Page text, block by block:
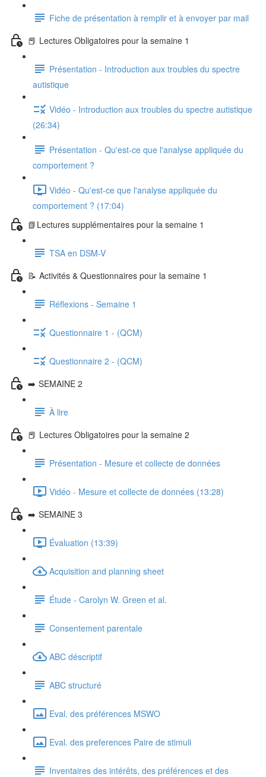
Fiche de présentation à remplir et à envoyer par mail
📕 Lectures Obligatoires pour la semaine 1
Présentation - Introduction aux troubles du spectre
autistique
Vidéo - Introduction aux troubles du spectre autistique
(26:34)
Présentation - Qu'est-ce que l'analyse appliquée du
comportement ?
Vidéo - Qu'est-ce que l'analyse appliquée du
comportement ? (17:04)
📗 Lectures supplémentaires pour la semaine 1
TSA en DSM-V
📝 Activités & Questionnaires pour la semaine 1
Réflexions - Semaine 1
Questionnaire 1 - (QCM)
Questionnaire 2 - (QCM)
➡️ SEMAINE 2
À lire
📕 Lectures Obligatoires pour la semaine 2
Présentation - Mesure et collecte de données
Vidéo - Mesure et collecte de données (13:28)
➡️ SEMAINE 3
Évaluation (13:39)
Acquisition and planning sheet
Étude - Carolyn W. Green et al.
Consentement parentale
ABC déscriptif
ABC structuré
Eval. des préférences MSWO
Eval. des preferences Paire de stimuli
Inventaires des intérêts, des préférences et des